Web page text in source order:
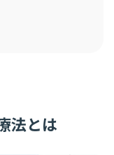
法とは